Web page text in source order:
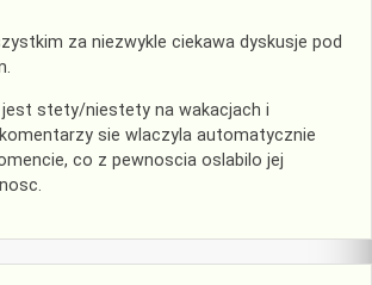
za niezwykle ciekawa dyskusje pod
stety/niestety na wakacjach i
sie wlaczyla automatycznie
co z pewnoscia oslabilo jej